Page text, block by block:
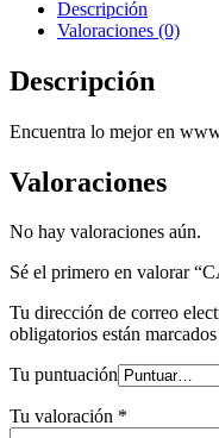
Descripción
Valoraciones (0)
Descripción
Encuentra lo mejor en
Valoraciones
No hay valoraciones aún.
Sé el primero en valorar
Tu dirección de correo
obligatorios están
Tu puntuación
Tu valoración *